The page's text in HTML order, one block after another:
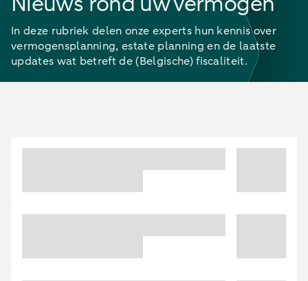
In deze rubriek delen onze experts hun kennis over
vermogensplanning, estate planning en de laatste
updates wat betreft de (Belgische) fiscaliteit.